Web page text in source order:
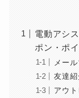
電動アシ
ポン・ポ
メー
友達
アウト